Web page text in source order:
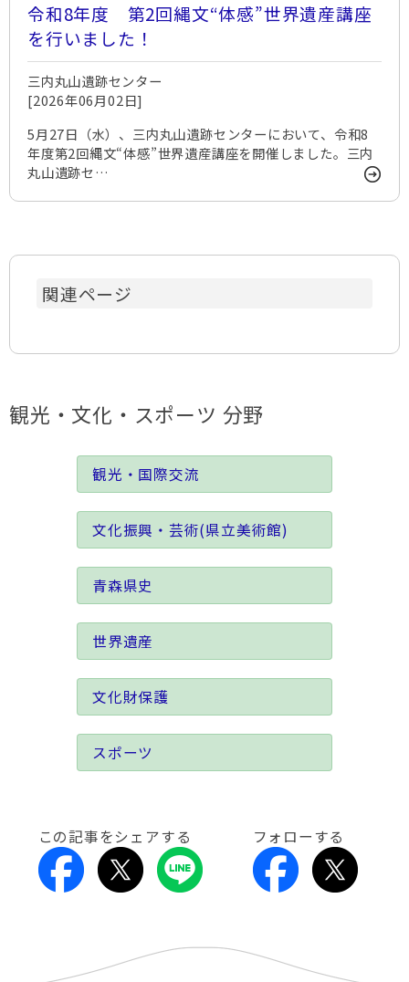
令和8年度 第2回縄文“体感”世界遺産講座
を行いました！
三内丸山遺跡センター
[2026年06月02日]
5月27日（水）、三内丸山遺跡センターにおいて、令和8
年度第2回縄文“体感”世界遺産講座を開催しました。三内
丸山遺跡セ…
関連ページ
観光・文化・スポーツ 分野
観光・国際交流
文化振興・芸術(県立美術館)
青森県史
世界遺産
文化財保護
スポーツ
この記事をシェアする フォローする